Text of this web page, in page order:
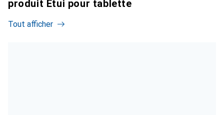
produit Étui pour tablette
Tout afficher